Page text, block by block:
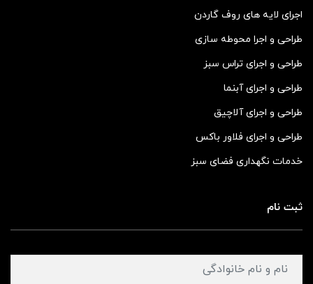
اجرای لایه های روف گاردن
طراحی و اجرا محوطه سازی
طراحی و اجرای تراس سبز
طراحی و اجرای آبنما
طراحی و اجرای آلاچیق
طراحی و اجرای فلاور باکس
خدمات نگهداری فضای سبز
ثبت نام